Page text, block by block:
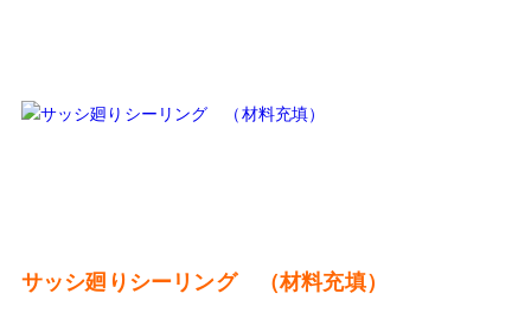
サッシ廻りシーリング （材料充填）